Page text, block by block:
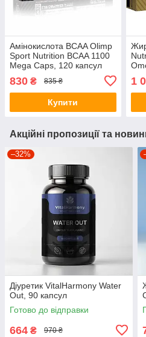
Амінокислота BCAA Olimp
Sport Nutrition BCAA 1100
Mega Caps, 120 капсул
830 ₴ 835 ₴
Купити
1
Акційні пропозиції та
–32%
Діуретик VitalHarmony Water
Out, 90 капсул
Готово до відправки
664 ₴ 970 ₴